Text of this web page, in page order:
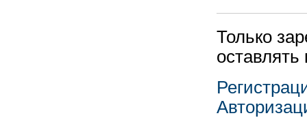
Только